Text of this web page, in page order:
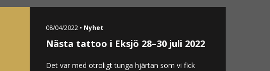
08/04/2022 • Nyhet
Nästa tattoo i Eksjö 28–30 juli 2022
Det var med otroligt tunga hjärtan som vi fick